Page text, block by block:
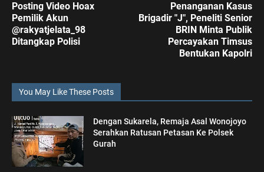
Posting Video Hoax
Pemilik Akun
@rakyatjelata_98
Ditangkap Polisi
Penanganan Kasus
Brigadir "J", Peneliti Senior
BRIN Minta Publik
Percayakan Timsus
Bentukan Kapolri
You May Like These Posts
Dengan Sukarela, Remaja Asal Wonojoyo
Serahkan Ratusan Petasan Ke Polsek
Gurah